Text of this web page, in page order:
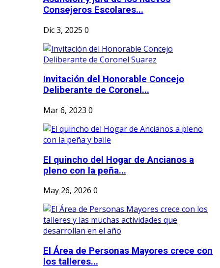
Consejeros Escolares...
Dic 3, 2025 0
Invitación del Honorable Concejo
Deliberante de Coronel...
Mar 6, 2023 0
El quincho del Hogar de Ancianos a
pleno con la peña...
May 26, 2026 0
El Área de Personas Mayores crece con
los talleres...